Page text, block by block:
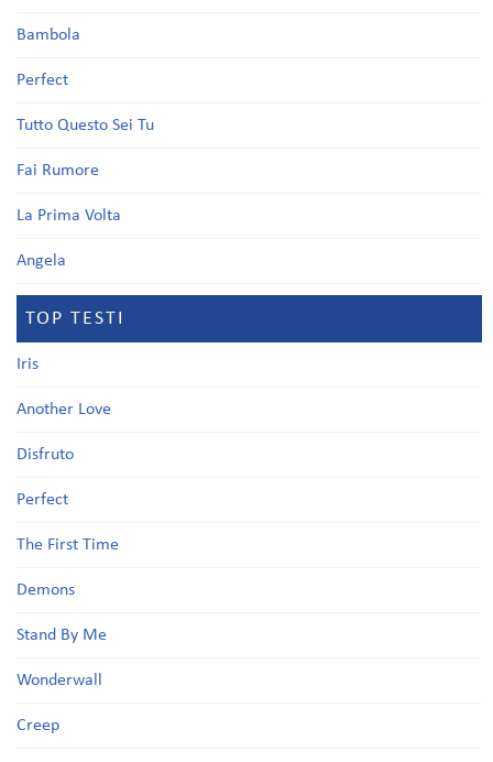
Bambola
Perfect
Tutto Questo Sei Tu
Fai Rumore
La Prima Volta
Angela
TOP TESTI
Iris
Another Love
Disfruto
Perfect
The First Time
Demons
Stand By Me
Wonderwall
Creep